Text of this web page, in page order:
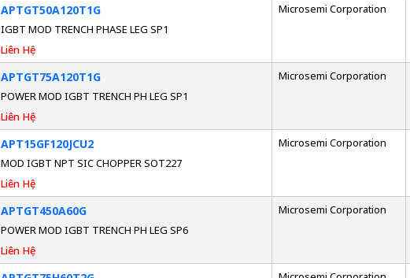
APTGT50A120T1G
IGBT MOD TRENCH PHASE LEG SP1
Liên Hệ
Microsemi Corporation
APTGT75A120T1G
POWER MOD IGBT TRENCH PH LEG SP1
Liên Hệ
Microsemi Corporation
APT15GF120JCU2
MOD IGBT NPT SIC CHOPPER SOT227
Liên Hệ
Microsemi Corporation
APTGT450A60G
POWER MOD IGBT TRENCH PH LEG SP6
Liên Hệ
Microsemi Corporation